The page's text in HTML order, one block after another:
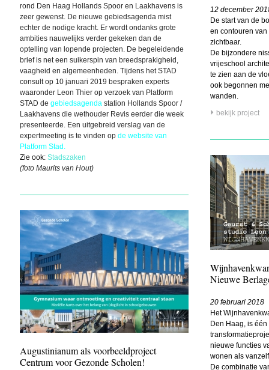
rond Den Haag Hollands Spoor en Laakhavens is
zeer gewenst. De nieuwe gebiedsagenda mist
echter de nodige kracht. Er wordt ondanks grote
ambities nauwelijks verder gekeken dan de
optelling van lopende projecten. De begeleidende
brief is net een suikerspin van breedsprakigheid,
vaagheid en algemeenheden. Tijdens het STAD
consult op 10 januari 2019 bespraken experts
waaronder Leon Thier op verzoek van Platform
STAD de gebiedsagenda station Hollands Spoor /
Laakhavens die wethouder Revis eerder die week
presenteerde. Een uitgebreid verslag van de
expertmeeting is te vinden op de website van
Platform Stad .
Zie ook: Stadszaken
(foto Maurits van Hout)
Augustinianum als voorbeeldproject
Centrum voor Gezonde Scholen!
12 december
De start van de
en contouren
zichtbaar.
De bijzondere
vrijeschool
te zien aan de
ook begonnen
wanden.
bekijk project
Nieuwe
20 februari 2018
Het
Den Haag, is
nieuwe functies
wonen als
De combinatie